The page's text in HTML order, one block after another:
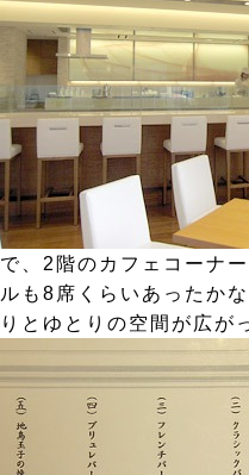
で、2階のカフェコーナ
ルも8席くらいあったか
りとゆとりの空間が広が